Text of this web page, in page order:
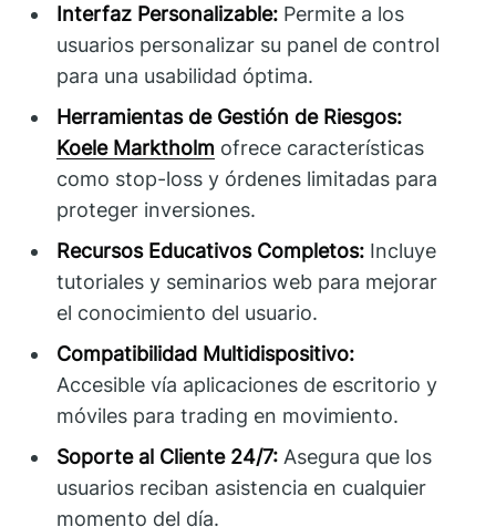
Interfaz Personalizable: Permite a los
usuarios personalizar su panel de control
para una usabilidad óptima.
Herramientas de Gestión de Riesgos:
Koele Marktholm ofrece características
como stop-loss y órdenes limitadas para
proteger inversiones.
Recursos Educativos Completos: Incluye
tutoriales y seminarios web para mejorar
el conocimiento del usuario.
Compatibilidad Multidispositivo:
Accesible vía aplicaciones de escritorio y
móviles para trading en movimiento.
Soporte al Cliente 24/7: Asegura que los
usuarios reciban asistencia en cualquier
momento del día.